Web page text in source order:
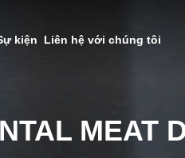
kiện Liên hệ với chúng tôi
MEAT